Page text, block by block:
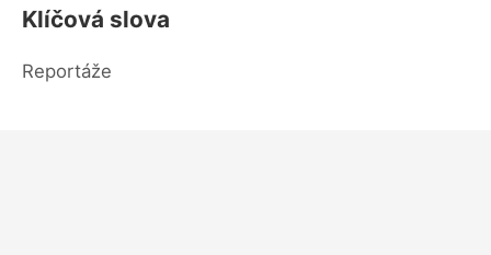
Klíčová slova
Reportáže